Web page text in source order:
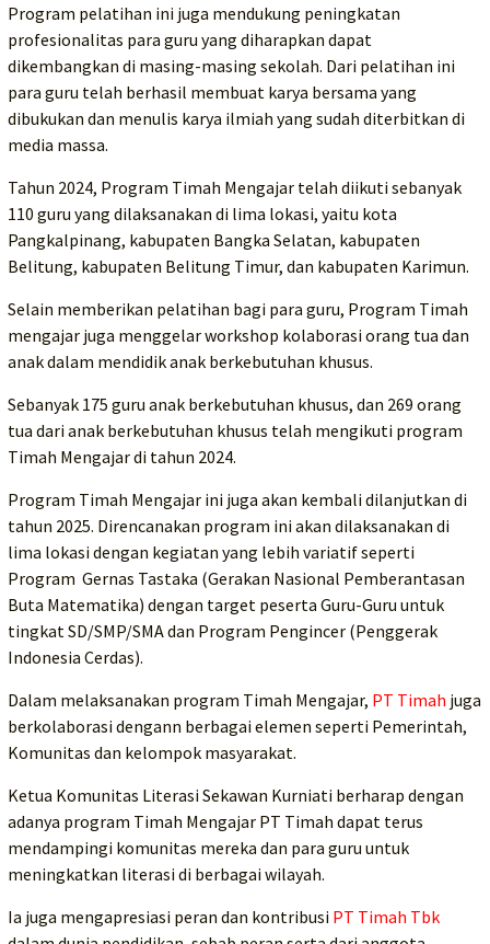
Program pelatihan ini juga mendukung peningkatan
profesionalitas para guru yang diharapkan dapat
dikembangkan di masing-masing sekolah. Dari pelatihan ini
para guru telah berhasil membuat karya bersama yang
dibukukan dan menulis karya ilmiah yang sudah diterbitkan di
media massa.
Tahun 2024, Program Timah Mengajar telah diikuti sebanyak
110 guru yang dilaksanakan di lima lokasi, yaitu kota
Pangkalpinang, kabupaten Bangka Selatan, kabupaten
Belitung, kabupaten Belitung Timur, dan kabupaten Karimun.
Selain memberikan pelatihan bagi para guru, Program Timah
mengajar juga menggelar workshop kolaborasi orang tua dan
anak dalam mendidik anak berkebutuhan khusus.
Sebanyak 175 guru anak berkebutuhan khusus, dan 269 orang
tua dari anak berkebutuhan khusus telah mengikuti program
Timah Mengajar di tahun 2024.
Program Timah Mengajar ini juga akan kembali dilanjutkan di
tahun 2025. Direncanakan program ini akan dilaksanakan di
lima lokasi dengan kegiatan yang lebih variatif seperti
Program Gernas Tastaka (Gerakan Nasional Pemberantasan
Buta Matematika) dengan target peserta Guru-Guru untuk
tingkat SD/SMP/SMA dan Program Pengincer (Penggerak
Indonesia Cerdas).
Dalam melaksanakan program Timah Mengajar, PT Timah juga
berkolaborasi dengann berbagai elemen seperti Pemerintah,
Komunitas dan kelompok masyarakat.
Ketua Komunitas Literasi Sekawan Kurniati berharap dengan
adanya program Timah Mengajar PT Timah dapat terus
mendampingi komunitas mereka dan para guru untuk
meningkatkan literasi di berbagai wilayah.
Ia juga mengapresiasi peran dan kontribusi PT Timah Tbk